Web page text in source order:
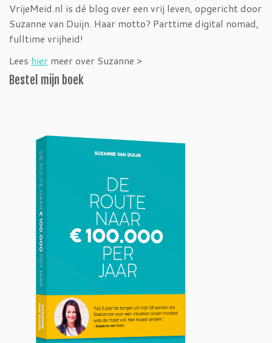
VrijeMeid.nl is dé blog over een vrij leven, opgericht door
Suzanne van Duijn. Haar motto? Parttime digital nomad,
fulltime vrijheid!
Lees hier meer over Suzanne >
Bestel mijn boek